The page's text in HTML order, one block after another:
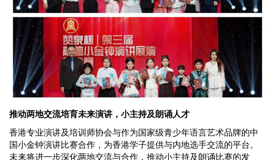
推动两地交流培育未来演讲 ， 小主持及朗诵人才
香港专业演讲及培训师协会与作为国家级青少年语言艺术品牌的中
国小金钟演讲比赛合作，为香港学子提供与内地选手交流的平台。
未来将进一步深化两地交流与合作，推动小主持及朗诵比赛的发